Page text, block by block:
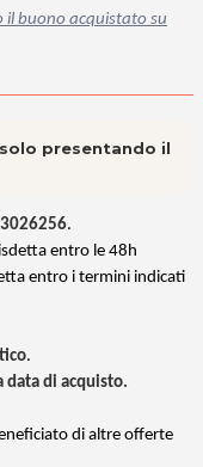
il buono acquistato su
presentando il
.
entro le 48h
entro i termini indicati
.
data di acquisto.
di altre offerte